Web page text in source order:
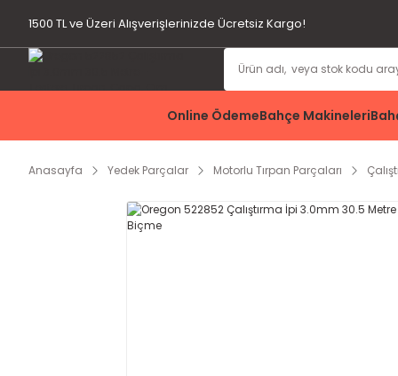
1500 TL ve Üzeri Alışverişlerinizde Ücretsiz Kargo!
Online ÖdemeBahçe Makineleri
Anasayfa Yedek Parçalar Motorlu Tırpan Parçaları